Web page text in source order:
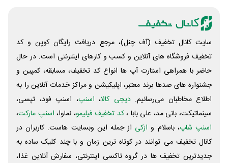
سایت کانال تخفیف (آف چنل)، مرجع دریافت رایگان کوپن و کد
تخفیف فروشگاه های آنلاین و کسب و‌ کارهای اینترنتی است. در حال
حاضر با همراهی استارت آپ ها انواع کد تخفیف، مسابقه، کمپین و
جشنواره های صدها برند معتبر، اپلیکیشن و مراکز خدمات آنلاین را به
اطلاع مخاطبان می‌رسانیم. دیجی کالا، اسنپ، اسنپ فود، تپسی،
سینماتیکت، بانی مد، علی‌ بابا ،کد تخفیف فیلیمو، نماوا، اسنپ مارکت،
اسنپ شاپ، باسلام و ازکی از جمله این وبسایت ‌هاست. کاربران در
کانال تخفیف می توانند در کوتاه ترین زمان و با چند کلیک ساده به
جدیدترین تخفیف ها در گروه تاکسی اینترنتی، سفارش آنلاین غذا،